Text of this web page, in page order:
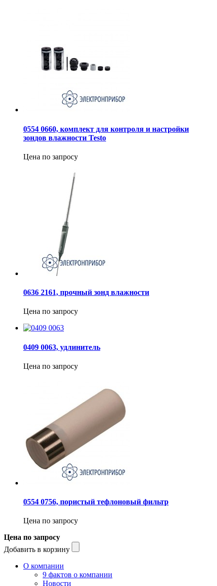
0554 0660, комплект для контроля и настройки
зондов влажности Testo
Цена по запросу
0636 2161, прочный зонд влажности
Цена по запросу
0409 0063, удлинитель
Цена по запросу
0554 0756, пористый тефлоновый фильтр
Цена по запросу
Цена по запросу
Добавить в корзину
О компании
9 фактов о компании
Новости